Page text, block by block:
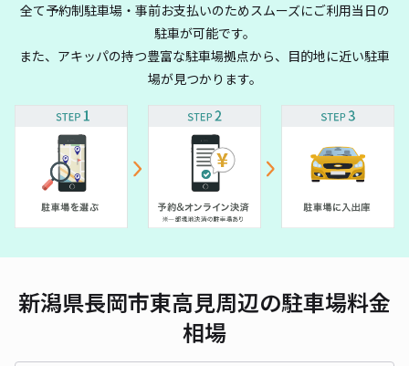
全て予約制駐車場・事前お支払いのためスムーズにご利用当日の
駐車が可能です。
また、アキッパの持つ豊富な駐車場拠点から、目的地に近い駐車
場が見つかります。
新潟県長岡市東高見周辺の駐車場料金
相場